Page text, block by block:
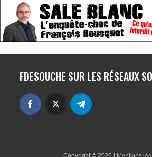
FDESOUCHE SUR LES RÉSEAUX